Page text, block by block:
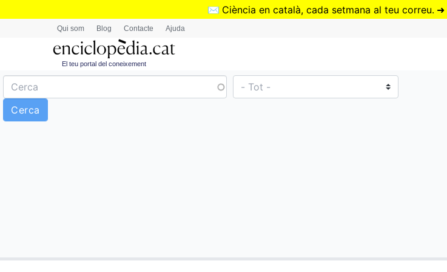
Vés
✉️ Ciència en català, cada setmana al teu correu. ➜
Qui som Blog Contacte Ajuda
El teu portal del coneixement